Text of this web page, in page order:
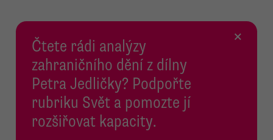
Čtete rádi analýzy
zahraničního dění z dílny
Petra Jedličky? Podpořte
rubriku Svět a pomozte jí
rozšiřovat kapacity.
×